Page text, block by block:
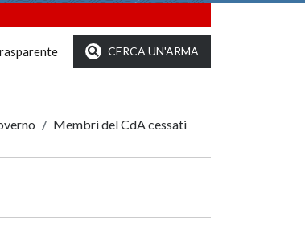
CERCA UN'ARMA
Membri del CdA cessati